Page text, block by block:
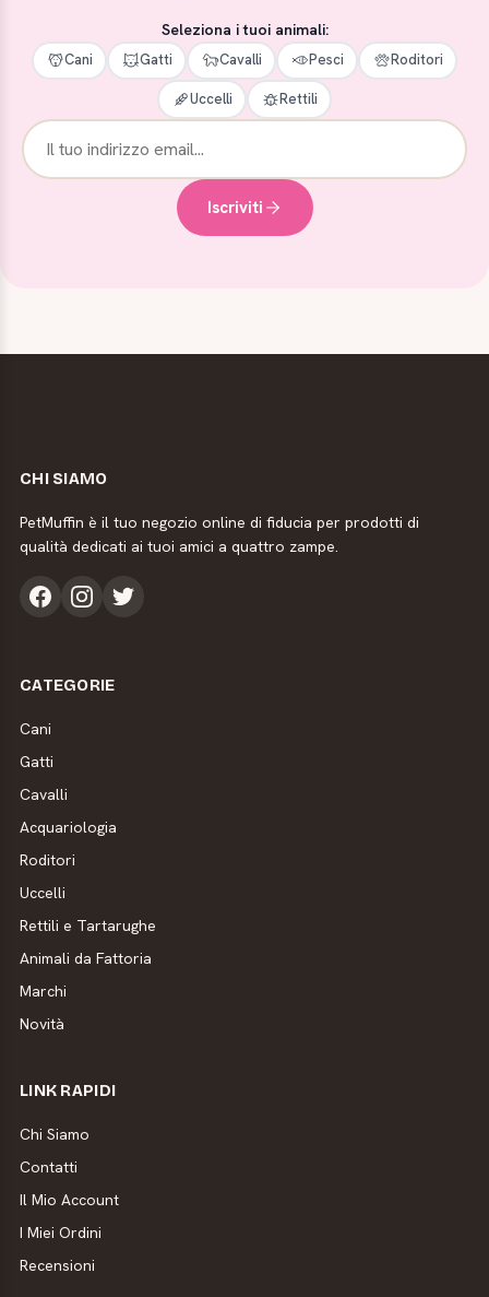
Seleziona i tuoi animali:
Cani Gatti Cavalli Pesci Roditori
Uccelli Rettili
Iscriviti
CHI SIAMO
PetMuffin è il tuo negozio online di fiducia per prodotti di
qualità dedicati ai tuoi amici a quattro zampe.
CATEGORIE
Cani
Gatti
Cavalli
Acquariologia
Roditori
Uccelli
Rettili e Tartarughe
Animali da Fattoria
Marchi
Novità
LINK RAPIDI
Chi Siamo
Contatti
Il Mio Account
I Miei Ordini
Recensioni